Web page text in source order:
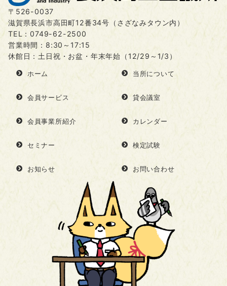
〒526-0037
滋賀県長浜市高田町12番34号（さざなみタウン内）
TEL： 0749-62-2500
営業時間：8:30～17:15
休館日：土日祝・お盆・年末年始（12/29～1/3）
ホーム 当所について
会員サービス 貸会議室
会員事業所紹介 カレンダー
セミナー 検定試験
お知らせ お問い合わせ